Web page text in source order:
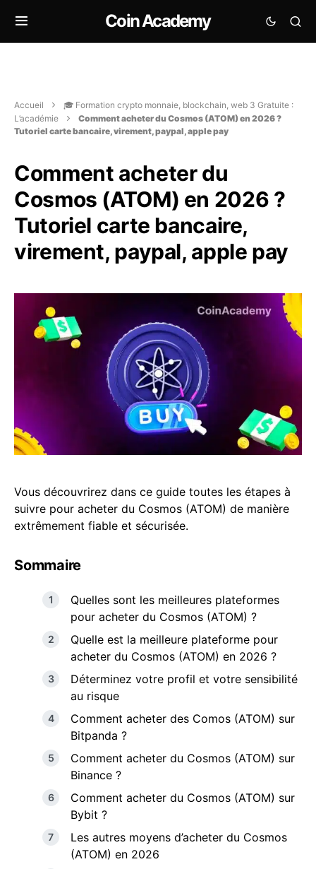
Coin Academy
Accueil
🎓 Formation crypto monnaie, blockchain, web 3 Gratuite :
L’académie
Comment acheter du Cosmos (ATOM) en 2026 ?
Tutoriel carte bancaire, virement, paypal, apple pay
Comment acheter du
Cosmos (ATOM) en 2026 ?
Tutoriel carte bancaire,
virement, paypal, apple pay
Vous découvrirez dans ce guide toutes les étapes à
suivre pour acheter du Cosmos (ATOM) de manière
extrêmement fiable et sécurisée.
Sommaire
Quelles sont les meilleures plateformes
pour acheter du Cosmos (ATOM) ?
Quelle est la meilleure plateforme pour
acheter du Cosmos (ATOM) en 2026 ?
Déterminez votre profil et votre sensibilité
au risque
Comment acheter des Comos (ATOM) sur
Bitpanda ?
Comment acheter du Cosmos (ATOM) sur
Binance ?
Comment acheter du Cosmos (ATOM) sur
Bybit ?
Les autres moyens d’acheter du Cosmos
(ATOM) en 2026